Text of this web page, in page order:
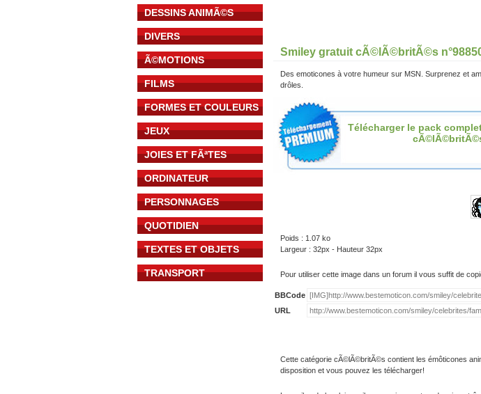
DESSINS ANIMÃ©S
DIVERS
Ã©MOTIONS
FILMS
FORMES ET COULEURS
JEUX
JOIES ET FÃªTES
ORDINATEUR
PERSONNAGES
QUOTIDIEN
TEXTES ET OBJETS
TRANSPORT
Smiley gratuit cÃ©lÃ©britÃ©s
Des emoticones à votre humeur sur MSN. Surprenez et
drôles.
Télécharger le pack
Poids : 1.07 ko
Largeur : 32px - Hauteur 32px
Pour utiliser cette image dans un forum il vous suffit de
BBCode
URL
Cette catégorie cÃ©lÃ©britÃ©s contient les émôticones
disposition et vous pouvez les télécharger!